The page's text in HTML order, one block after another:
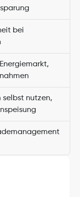
bei
selbst nutzen,